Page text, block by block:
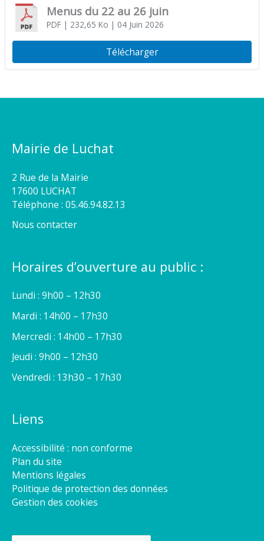
Menus du 22 au 26 juin
PDF| 232,65 Ko | 04 Juin 2026
Télécharger
Mairie de Luchat
2 Rue de la Mairie
17600 LUCHAT
Téléphone : 05.46.94.82.13
Nous contacter
Horaires d’ouverture au public :
Lundi : 9h00 – 12h30
Mardi : 14h00 – 17h30
Mercredi : 14h00 – 17h30
Jeudi : 9h00 – 12h30
Vendredi : 13h30 – 17h30
Liens
Accessibilité : non conforme
Plan du site
Mentions légales
Politique de protection des données
Gestion des cookies